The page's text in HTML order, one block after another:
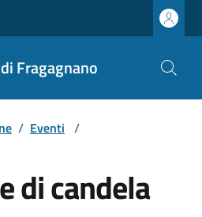
Fragagnano
/ Eventi /
di candela